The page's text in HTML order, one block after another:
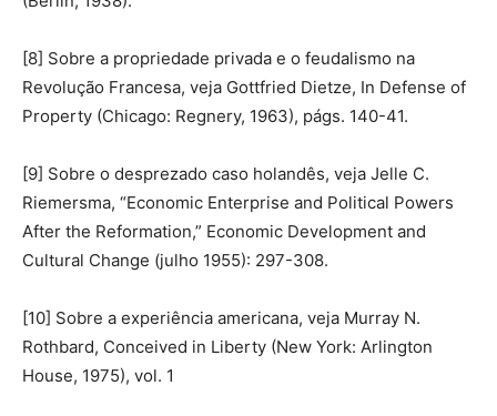
[8] Sobre a propriedade privada e o feudalismo na
Revolução Francesa, veja Gottfried Dietze, In Defense of
Property (Chicago: Regnery, 1963), págs. 140-41.
[9] Sobre o desprezado caso holandês, veja Jelle C.
Riemersma, “Economic Enterprise and Political Powers
After the Reformation,” Economic Development and
Cultural Change (julho 1955): 297-308.
[10] Sobre a experiência americana, veja Murray N.
Rothbard, Conceived in Liberty (New York: Arlington
House, 1975), vol. 1